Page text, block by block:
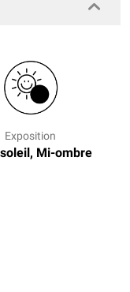
Exposition
Mi-ombre